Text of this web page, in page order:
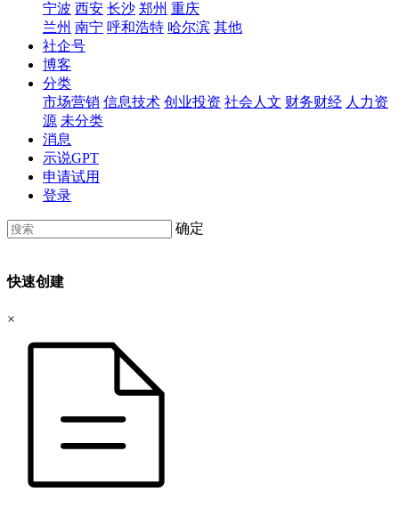
宁波 西安 长沙 郑州 重庆
兰州 南宁 呼和浩特 哈尔滨 其他
社企号
博客
分类
市场营销 信息技术 创业投资 社会人文 财务财经 人力资
源 未分类
消息
示说GPT
申请试用
登录
确定
快速创建
×